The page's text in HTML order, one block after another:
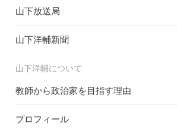
山下放送局
山下洋輔新聞
山下洋輔について
教師から政治家を目指す理由
プロフィール